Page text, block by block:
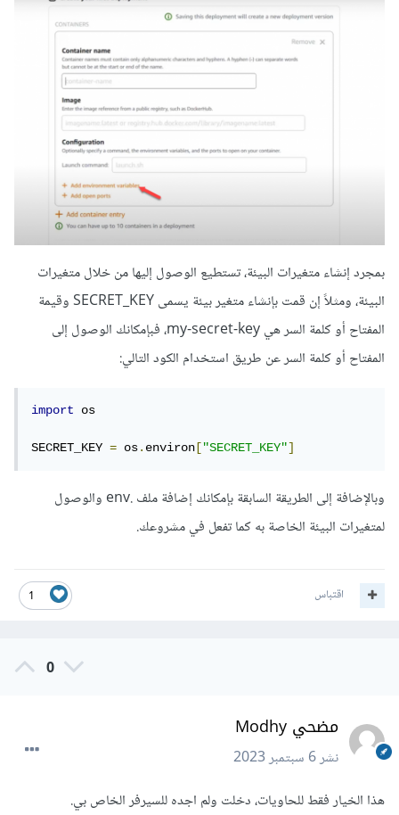
بمجرد إنشاء متغيرات البيئة، تستطيع الوصول إليها من خلال متغيرات
البيئة، ومثلاً إن قمت بإنشاء متغير بيئة يسمى SECRET_KEY وقيمة
المفتاح أو كلمة السر هي my-secret-key، فبإمكانك الوصول إلى
المفتاح أو كلمة السر عن طريق استخدام الكود التالي:
import os
SECRET_KEY = os.environ ["SECRET_KEY"]
وبالإضافة إلى الطريقة السابقة بإمكانك إضافة ملف .env والوصول
لمتغيرات البيئة الخاصة به كما تفعل في مشروعك.
1 اقتباس
0
مضحي Modhy
نشر6 سبتمبر 2023
هذا الخيار فقط للحاويات، دخلت ولم اجده للسيرفر الخاص بي.